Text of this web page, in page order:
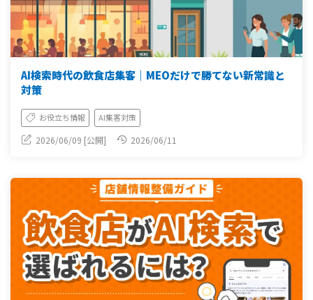
AI検索時代の飲食店集客｜MEOだけで勝てない新常識と
対策
お役立ち情報 AI集客対策
2026/06/09 [公開] 2026/06/11